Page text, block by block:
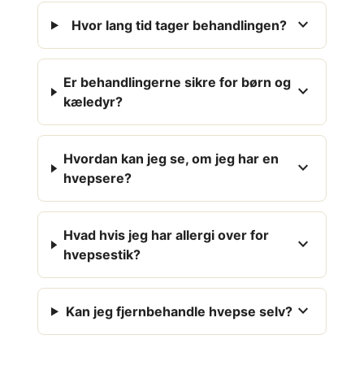
Hvor lang tid tager behandlingen? expand_more
Er behandlingerne sikre for børn og
kæledyr?
expand_more
Hvordan kan jeg se, om jeg har en
hvepsere?
expand_more
Hvad hvis jeg har allergi over for
hvepsestik?
expand_more
Kan jeg fjernbehandle hvepse selv? expand_more